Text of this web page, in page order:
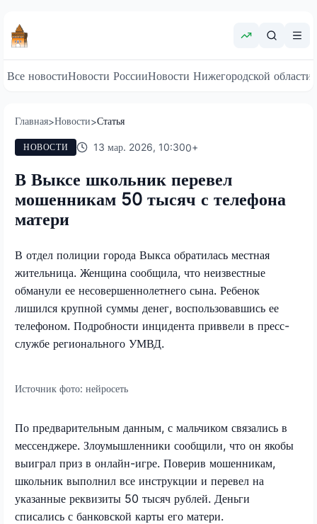
Все новостиНовости РоссииНовости Нижегородской области
Главная>Новости>Статья
НОВОСТИ 13 мар. 2026, 10:300+
В Выксе школьник перевел
мошенникам 50 тысяч с телефона
матери
В отдел полиции города Выкса обратилась местная
жительница. Женщина сообщила, что неизвестные
обманули ее несовершеннолетнего сына. Ребенок
лишился крупной суммы денег, воспользовавшись ее
телефоном. Подробности инцидента приввели в пресс-
службе регионального УМВД.
Источник фото: нейросеть
По предварительным данным, с мальчиком связались в
мессенджере. Злоумышленники сообщили, что он якобы
выиграл приз в онлайн-игре. Поверив мошенникам,
школьник выполнил все инструкции и перевел на
указанные реквизиты 50 тысяч рублей. Деньги
списались с банковской карты его матери.